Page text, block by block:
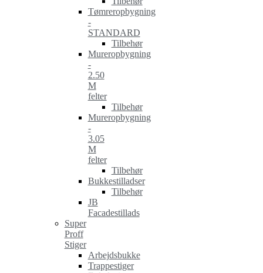
Tømreropbygning
-
STANDARD
Tilbehør
Mureropbygning
-
2.50
M
felter
Tilbehør
Mureropbygning
-
3.05
M
felter
Tilbehør
Bukkestilladser
Tilbehør
JB
Facadestillads
Super
Proff
Stiger
Arbejdsbukke
Trappestiger